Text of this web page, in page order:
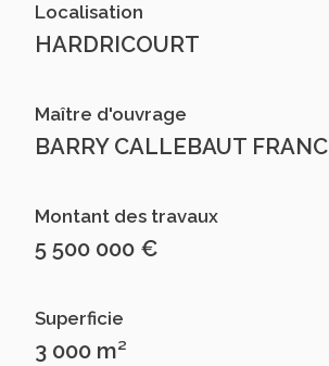
Localisation
HARDRICOURT
Maître d'ouvrage
BARRY CALLEBAUT
Montant des travaux
5 500 000 €
Superficie
3 000 m²